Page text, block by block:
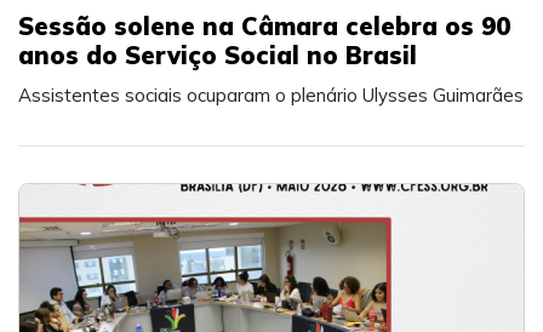
Sessão solene na Câmara celebra os 90
anos do Serviço Social no Brasil
Assistentes sociais ocuparam o plenário Ulysses Guimarães